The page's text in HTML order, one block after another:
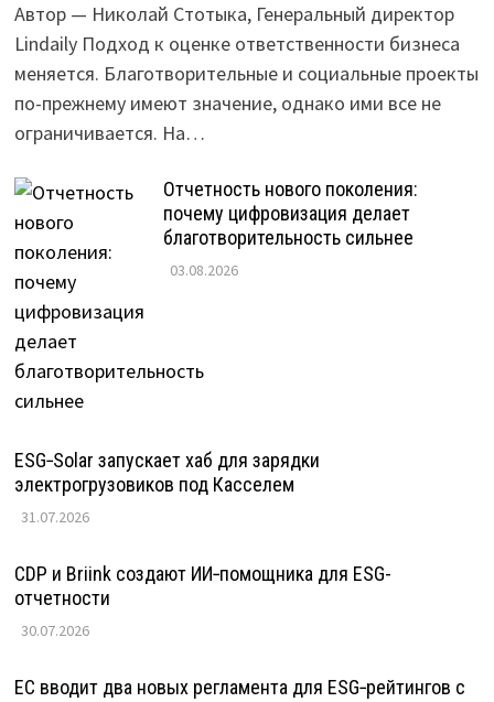
Автор — Николай Стотыка, Генеральный директор
Lindaily Подход к оценке ответственности бизнеса
меняется. Благотворительные и социальные проекты
по-прежнему имеют значение, однако ими все не
ограничивается. На…
Отчетность нового поколения:
почему цифровизация делает
благотворительность сильнее
03.08.2026
ESG‑Solar запускает хаб для зарядки
электрогрузовиков под Касселем
31.07.2026
CDP и Briink создают ИИ‑помощника для ESG-
отчетности
30.07.2026
ЕС вводит два новых регламента для ESG‑рейтингов с